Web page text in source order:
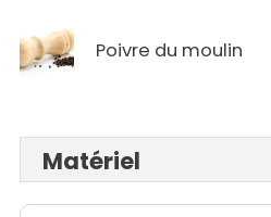
Poivre du moulin
Matériel